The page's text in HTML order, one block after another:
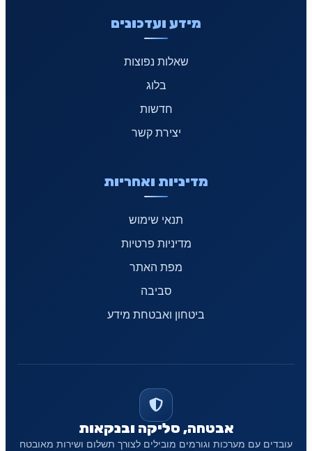
מידע ועדכונים
שאלות נפוצות
בלוג
חדשות
יצירת קשר
מדיניות ואחריות
תנאי שימוש
מדיניות פרטיות
מפת האתר
סביבה
ביטחון ואבטחת מידע
אבטחה, סליקה ובנקאות
עובדים עם מערכות וגורמים מובילים לצורך תשלום ושירות מאובטח